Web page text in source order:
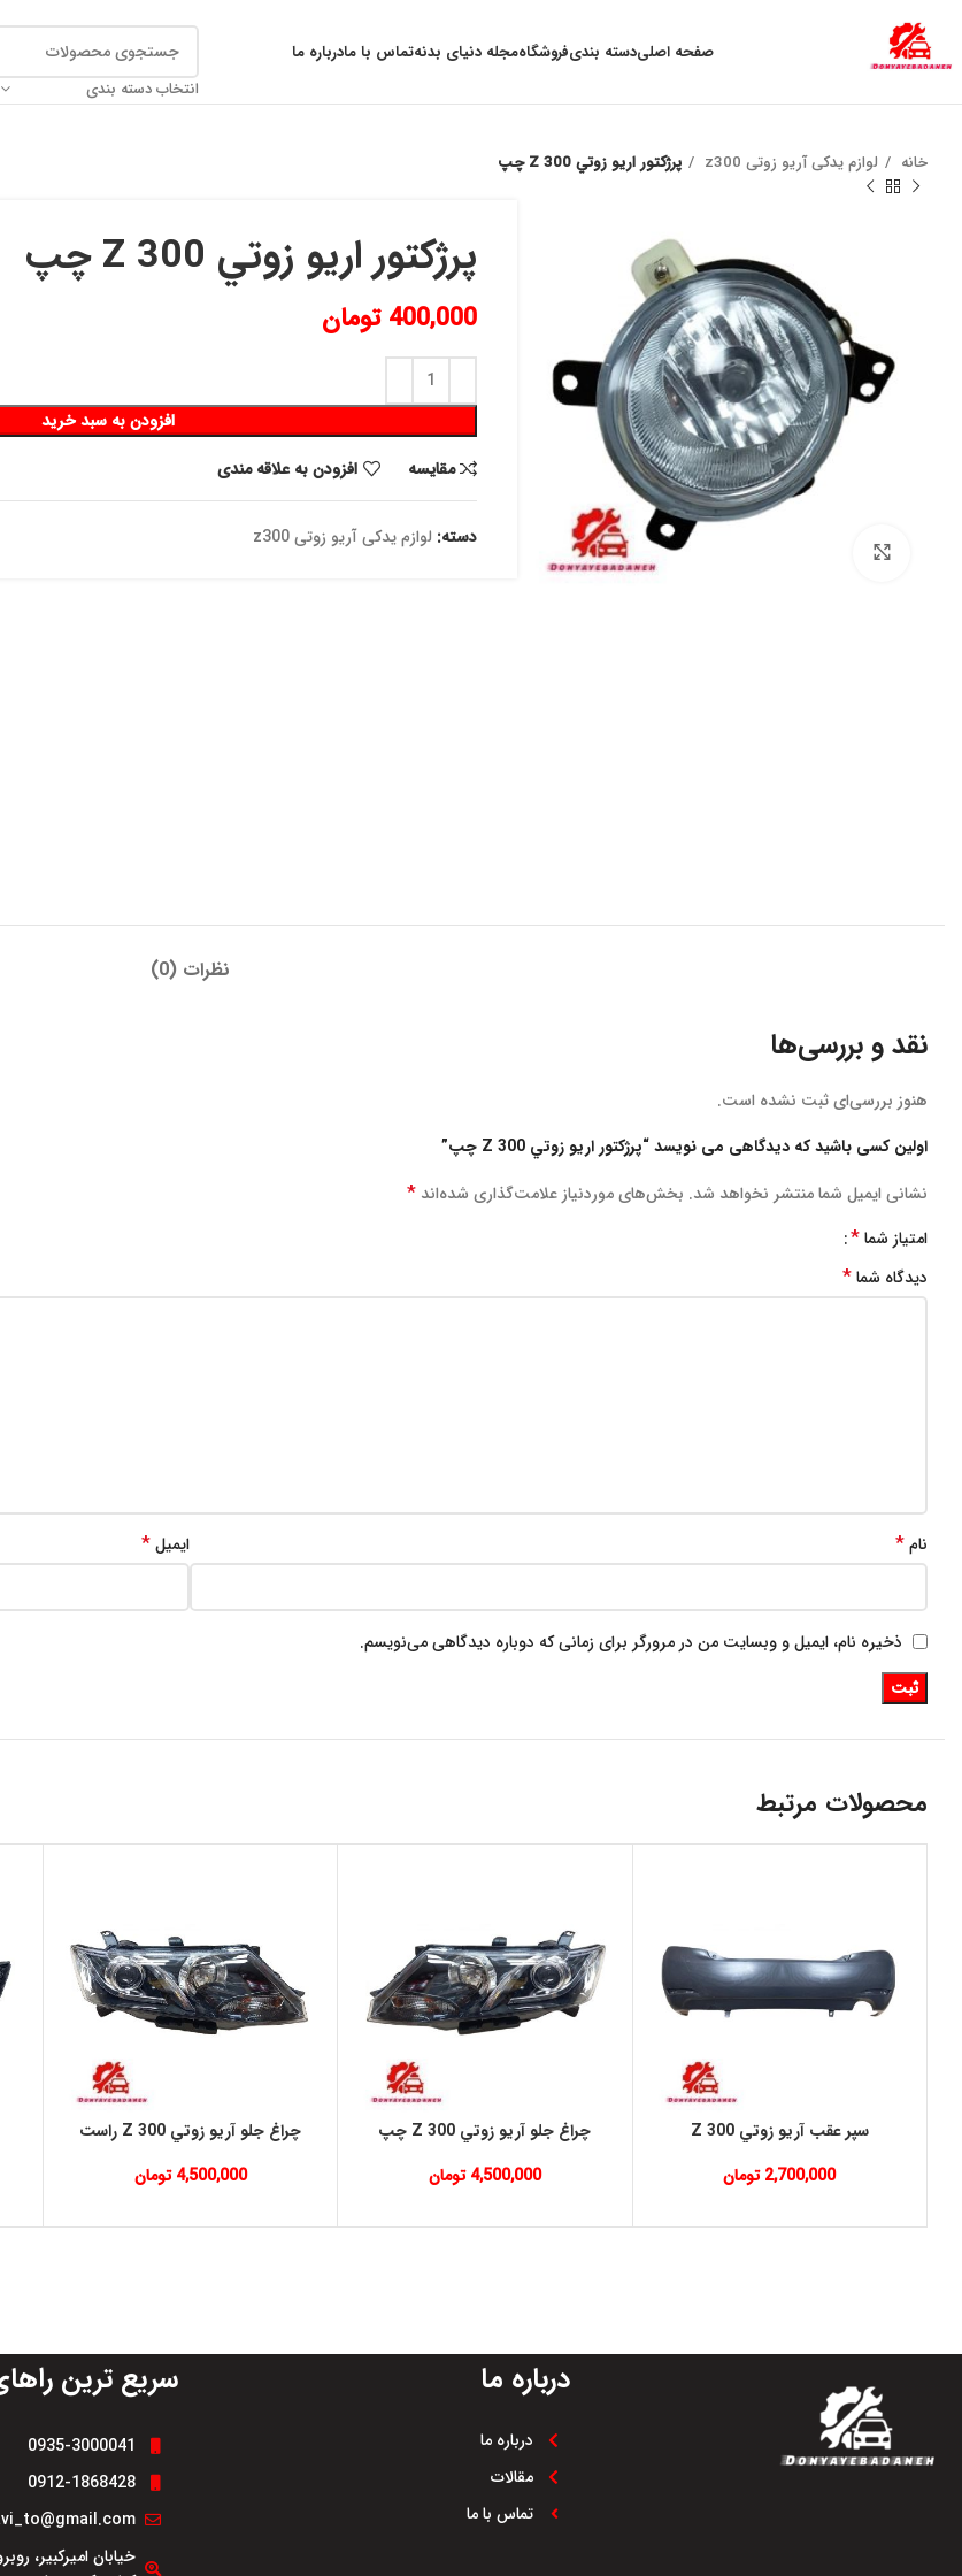
صفحه اصلیدسته بندیفروشگاهمجله دنیای بدنهتماس با مادرباره ما
انتخاب دسته بندی
خانه لوازم یدکی آریو زوتی z300 پرژكتور اريو زوتي Z 300 چپ
پرژكتور اريو زوتي Z 300 چپ
400,000 تومان
افزودن به سبد خرید
مقايسه
افزودن به علاقه مندی
دسته: لوازم یدکی آریو زوتی z300
نظرات (0)
نقد و بررسی‌ها
هنوز بررسی‌ای ثبت نشده است.
اولین کسی باشید که دیدگاهی می نویسد “پرژكتور اريو زوتي Z 300 چپ”
نشانی ایمیل شما منتشر نخواهد شد. بخش‌های موردنیاز علامت‌گذاری شده‌اند *
امتیاز شما*
دیدگاه شما*
نام* ایمیل*
ذخیره نام، ایمیل و وبسایت من در مرورگر برای زمانی که دوباره دیدگاهی می‌نویسم.
محصولات مرتبط
سپر عقب آريو زوتي Z 300
2,700,000 تومان
چراغ جلو آريو زوتي Z 300 چپ
4,500,000 تومان
چراغ جلو آريو زوتي Z 300 راست
4,500,000 تومان
درباره ما
درباره ما
مقالات
تماس با ما
سریع ترین
0935-3000041
0912-1868428
خیابان امیرکبیر،
به علت نوسان ارز ، لطفا قبل از خرید تماس بگیرید.